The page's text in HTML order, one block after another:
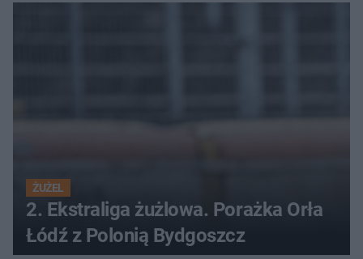
ŻUŻEL
2. Ekstraliga żużlowa. Porażka Orła
Łódź z Polonią Bydgoszcz